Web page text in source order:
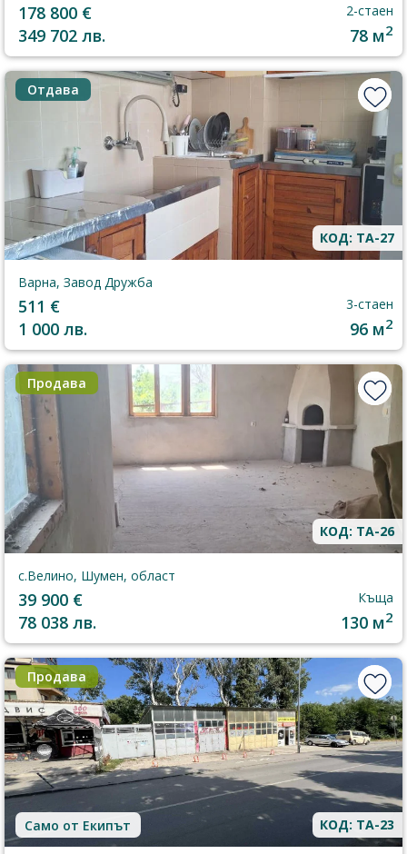
178 800 €
349 702 лв.
2-стаен
78 м2
Отдава
КОД: TA-27
Варна, Завод Дружба
511 €
1 000 лв.
3-стаен
96 м2
Продава
КОД: TA-26
с.Велино, Шумен, област
39 900 €
78 038 лв.
Къща
130 м2
Продава
Само от Екипът КОД: TA-23